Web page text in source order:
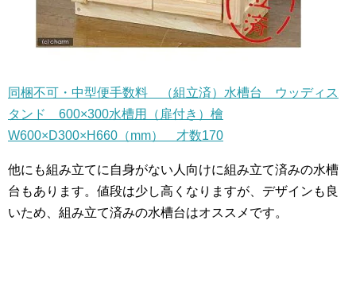
同梱不可・中型便手数料 （組立済）水槽台 ウッディス
タンド 600×300水槽用（扉付き）檜
W600×D300×H660（mm） 才数170
他にも組み立てに自身がない人向けに組み立て済みの水槽
台もあります。値段は少し高くなりますが、デザインも良
いため、組み立て済みの水槽台はオススメです。